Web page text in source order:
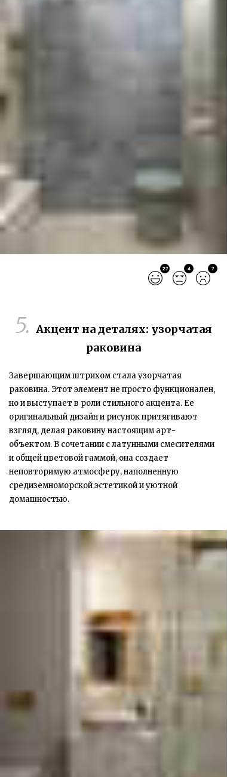
27 4 7
Акцент на деталях: узорчатая
раковина
Завершающим штрихом сталаузорчатая
раковина. Этот элемент не просто функционален,
но и выступает в роли стильного акцента. Ее
оригинальный дизайн и рисунок притягивают
взгляд, делая раковину настоящим арт-
объектом. В сочетании с латунными смесителями
и общей цветовой гаммой, она создает
неповторимую атмосферу, наполненную
средиземноморской эстетикой и уютной
домашностью.